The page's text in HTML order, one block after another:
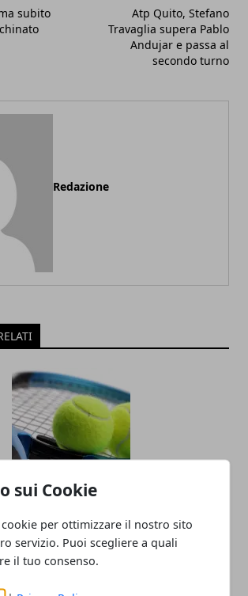
sui Cookie
per ottimizzare il nostro sito
servizio. Puoi scegliere a quali
il tuo consenso.
subito
Atp Quito, Stefano
Travaglia supera Pablo
Andujar e passa al
secondo turno
Redazione
principiante